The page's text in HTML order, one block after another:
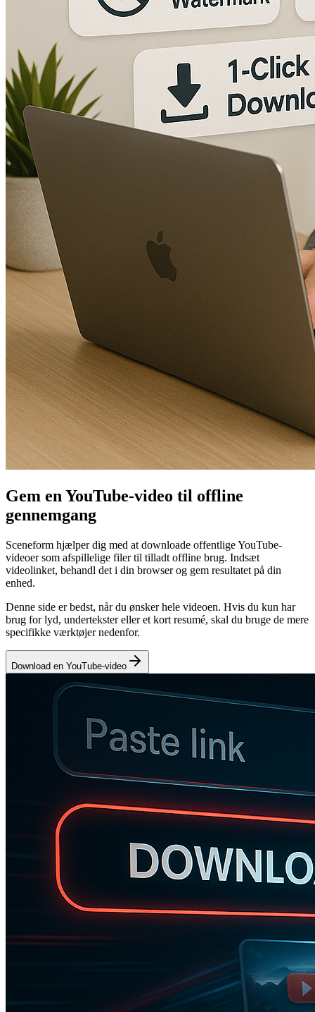
Gem en YouTube-video til offline
gennemgang
Sceneform hjælper dig med at downloade offentlige YouTube-
videoer som afspillelige filer til tilladt offline brug. Indsæt
videolinket, behandl det i din browser og gem resultatet på din
enhed.
Denne side er bedst, når du ønsker hele videoen. Hvis du kun har
brug for lyd, undertekster eller et kort resumé, skal du bruge de mere
specifikke værktøjer nedenfor.
Download en YouTube-video